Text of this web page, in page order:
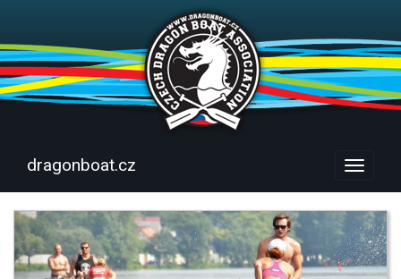
Menu
dragonboat.cz